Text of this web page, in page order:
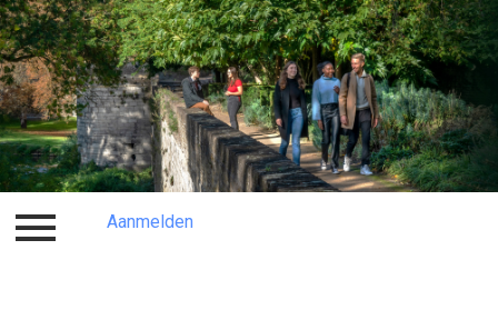
Aanmelden